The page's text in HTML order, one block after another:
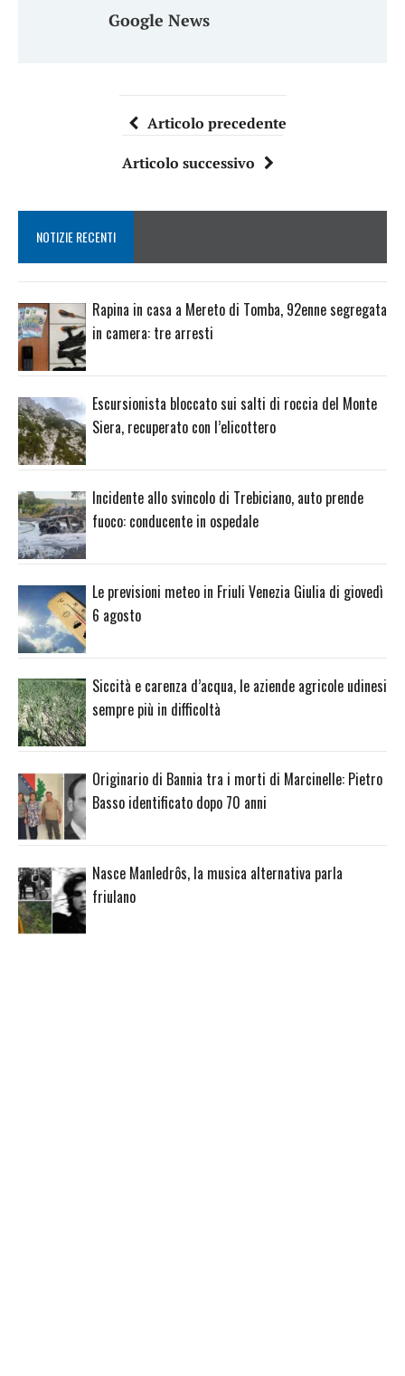
Google News
Articolo precedente
Articolo successivo
NOTIZIE RECENTI
Rapina in casa a Mereto di Tomba, 92enne segregata
in camera: tre arresti
Escursionista bloccato sui salti di roccia del Monte
Siera, recuperato con l’elicottero
Incidente allo svincolo di Trebiciano, auto prende
fuoco: conducente in ospedale
Le previsioni meteo in Friuli Venezia Giulia di giovedì
6 agosto
Siccità e carenza d’acqua, le aziende agricole udinesi
sempre più in difficoltà
Originario di Bannia tra i morti di Marcinelle: Pietro
Basso identificato dopo 70 anni
Nasce Manledrôs, la musica alternativa parla
friulano